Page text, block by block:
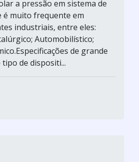
a pressão em sistema de
é muito frequente em
industriais, entre eles:
Automobilístico;
de grande
de dispositi...